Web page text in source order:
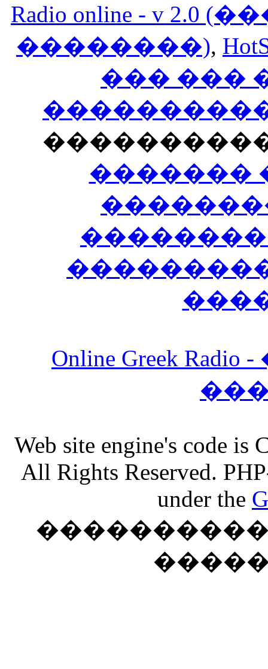
Radio online - v
��������),
��� ���
�������
Online Greek
Web site engine's code
All Rights Reserved.
under the
����������